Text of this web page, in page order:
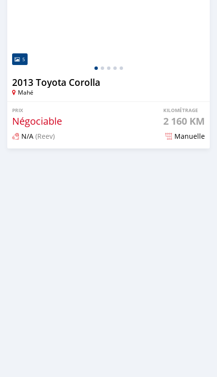
5
2013 Toyota Corolla
Mahé
PRIX
Négociable
KILOMÉTRAGE
2 160 KM
N/A (Reev) Manuelle